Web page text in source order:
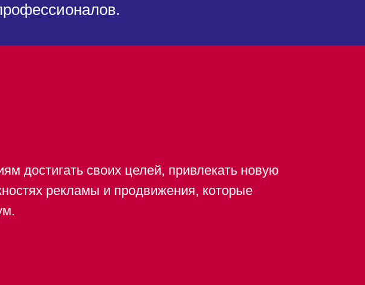
достигать своих целей, привлекать новую
рекламы и продвижения, которые